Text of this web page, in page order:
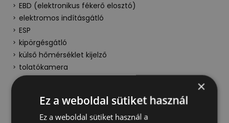
EBD (elektronikus fékerő elosztó)
elektromos indításgátló
ESP
kipörgésgátló
külső hőmérséklet kijelző
tolatókamera
Kérje értékesítőnk ajánlatát!
×
Ez a weboldal sütiket használ
Ez a weboldal sütiket használ a